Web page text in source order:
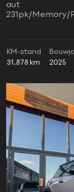
aut
231pk/Memory/
KM-stand
31.878 km
2025